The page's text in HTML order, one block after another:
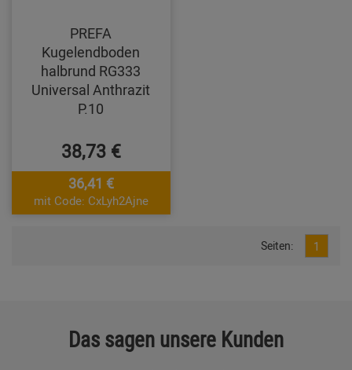
PREFA
Kugelendboden
halbrund RG333
Universal Anthrazit
P.10
38,73 €
36,41 €
mit Code: CxLyh2Ajne
Seiten: 1
Das sagen unsere Kunden